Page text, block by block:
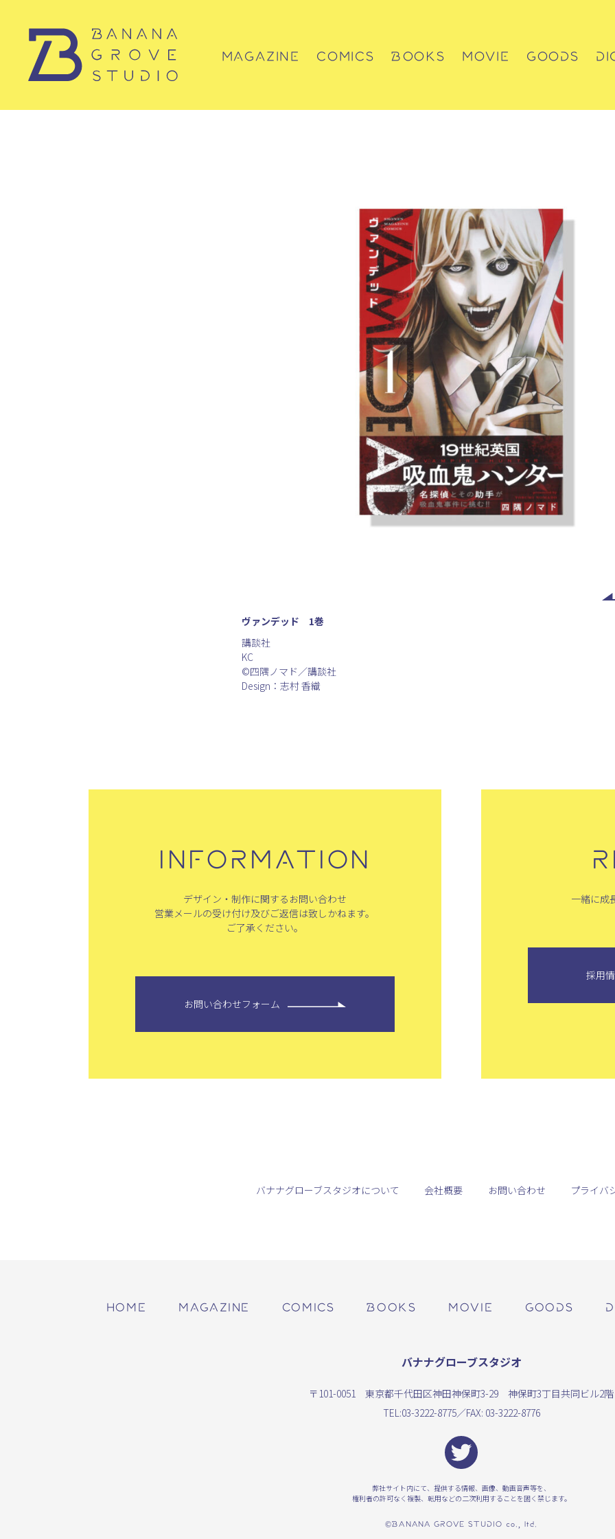
MAGAZINE COMICS BOOKS MOVIE GOODS
ヴァンデッド 1巻
講談社
KC
©四隅ノマド／講談社
Design：志村 香織
INFORMATION
デザイン・制作に関するお問い合わせ
営業メールの受け付け及びご返信は致しかねます。
ご了承ください。
お問い合わせフォーム
一緒に成
採用
バナナグローブスタジオについて 会社概要 お問い合わせ プライバ
HOME MAGAZINE COMICS BOOKS MOVIE GOODS
バナナグローブスタジオ
〒101-0051 東京都千代田区神田神保町3-29 神保町3丁目共同ビル2階
TEL:03-3222-8775／FAX: 03-3222-8776
弊社サイト内にて、提供する情報、画像、動画音声等を、
権利者の許可なく複製、転用などの二次利用することを固く禁じます。
©BANANA GROVE STUDIO co., ltd.